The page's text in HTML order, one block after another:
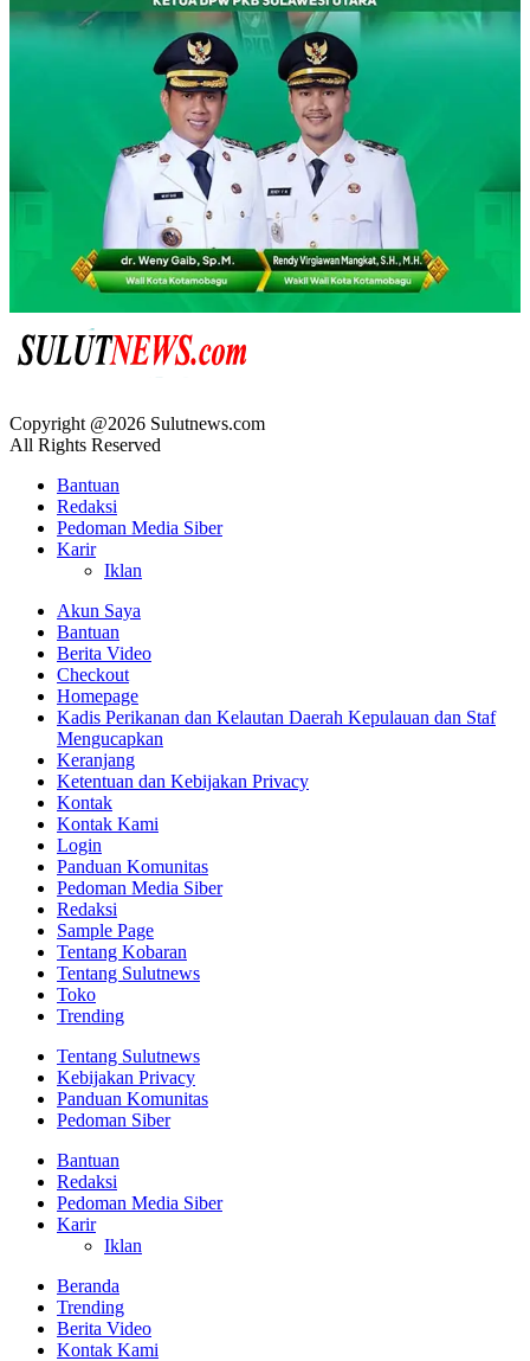
Copyright @2026 Sulutnews.com
All Rights Reserved
Bantuan
Redaksi
Pedoman Media Siber
Karir
Iklan
Akun Saya
Bantuan
Berita Video
Checkout
Homepage
Kadis Perikanan dan Kelautan Daerah Kepulauan dan Staf
Mengucapkan
Keranjang
Ketentuan dan Kebijakan Privacy
Kontak
Kontak Kami
Login
Panduan Komunitas
Pedoman Media Siber
Redaksi
Sample Page
Tentang Kobaran
Tentang Sulutnews
Toko
Trending
Tentang Sulutnews
Kebijakan Privacy
Panduan Komunitas
Pedoman Siber
Bantuan
Redaksi
Pedoman Media Siber
Karir
Iklan
Beranda
Trending
Berita Video
Kontak Kami